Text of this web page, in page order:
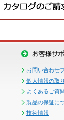
お問い合わせ
個人情報の取
よくあるご質
製品の保証に
技術情報